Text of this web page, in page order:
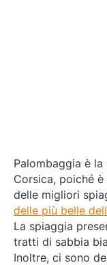
Palombaggia è
Corsica, poiché
delle migliori
delle più belle
La spiaggia
tratti di sabbia
Inoltre, ci sono